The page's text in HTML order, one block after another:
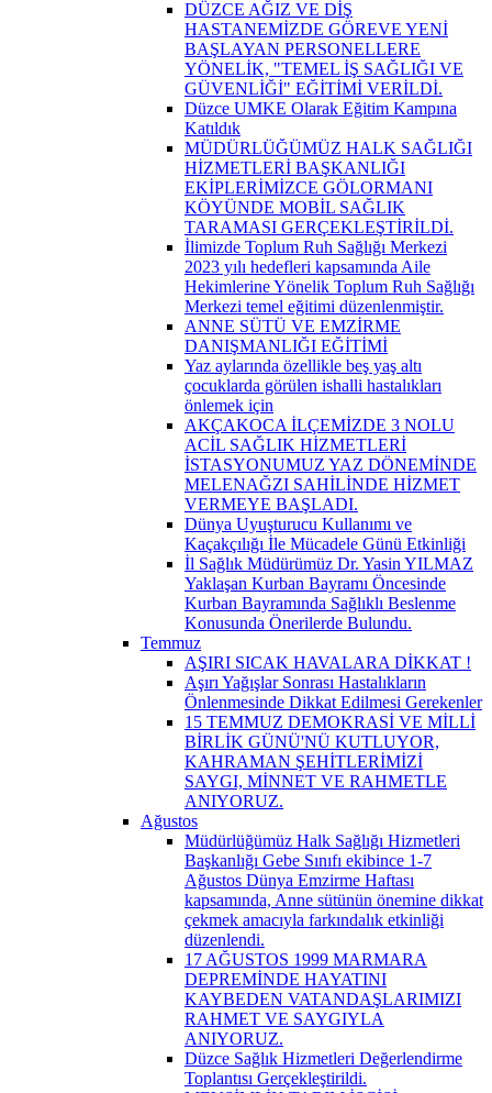
DÜZCE AĞIZ VE DİŞ
HASTANEMİZDE GÖREVE YENİ
BAŞLAYAN PERSONELLERE
YÖNELİK, "TEMEL İŞ SAĞLIĞI VE
GÜVENLİĞİ" EĞİTİMİ VERİLDİ.
Düzce UMKE Olarak Eğitim Kampına
Katıldık
MÜDÜRLÜĞÜMÜZ HALK SAĞLIĞI
HİZMETLERİ BAŞKANLIĞI
EKİPLERİMİZCE GÖLORMANI
KÖYÜNDE MOBİL SAĞLIK
TARAMASI GERÇEKLEŞTİRİLDİ.
İlimizde Toplum Ruh Sağlığı Merkezi
2023 yılı hedefleri kapsamında Aile
Hekimlerine Yönelik Toplum Ruh Sağlığı
Merkezi temel eğitimi düzenlenmiştir.
ANNE SÜTÜ VE EMZİRME
DANIŞMANLIĞI EĞİTİMİ
Yaz aylarında özellikle beş yaş altı
çocuklarda görülen ishalli hastalıkları
önlemek için
AKÇAKOCA İLÇEMİZDE 3 NOLU
ACİL SAĞLIK HİZMETLERİ
İSTASYONUMUZ YAZ DÖNEMİNDE
MELENAĞZI SAHİLİNDE HİZMET
VERMEYE BAŞLADI.
Dünya Uyuşturucu Kullanımı ve
Kaçakçılığı İle Mücadele Günü Etkinliği
İl Sağlık Müdürümüz Dr. Yasin YILMAZ
Yaklaşan Kurban Bayramı Öncesinde
Kurban Bayramında Sağlıklı Beslenme
Konusunda Önerilerde Bulundu.
Temmuz
AŞIRI SICAK HAVALARA DİKKAT !
Aşırı Yağışlar Sonrası Hastalıkların
Önlenmesinde Dikkat Edilmesi Gerekenler
15 TEMMUZ DEMOKRASİ VE MİLLİ
BİRLİK GÜNÜ'NÜ KUTLUYOR,
KAHRAMAN ŞEHİTLERİMİZİ
SAYGI, MİNNET VE RAHMETLE
ANIYORUZ.
Ağustos
Müdürlüğümüz Halk Sağlığı Hizmetleri
Başkanlığı Gebe Sınıfı ekibince 1-7
Ağustos Dünya Emzirme Haftası
kapsamında, Anne sütünün önemine dikkat
çekmek amacıyla farkındalık etkinliği
düzenlendi.
17 AĞUSTOS 1999 MARMARA
DEPREMİNDE HAYATINI
KAYBEDEN VATANDAŞLARIMIZI
RAHMET VE SAYGIYLA
ANIYORUZ.
Düzce Sağlık Hizmetleri Değerlendirme
Toplantısı Gerçekleştirildi.